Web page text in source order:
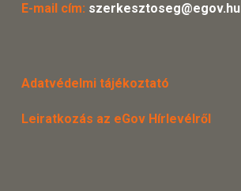
E-mail cím: szerkesztoseg@egov.hu
Adatvédelmi tájékoztató
Leiratkozás az eGov Hírlevélről